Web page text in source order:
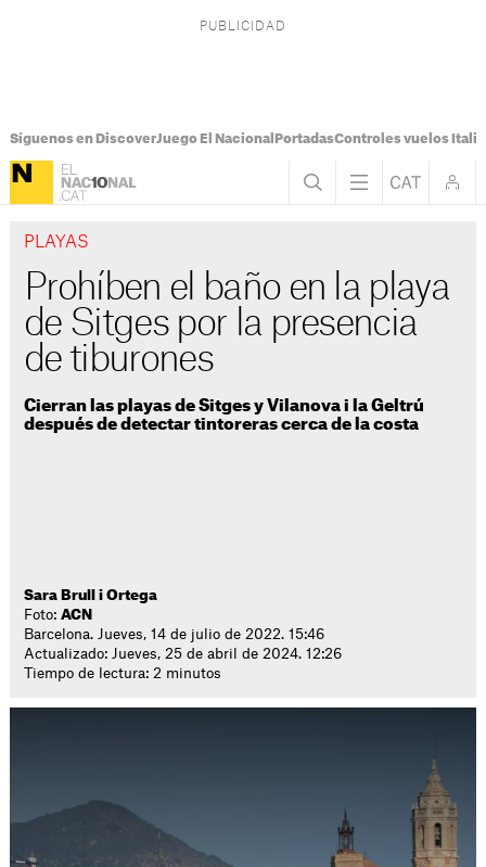
Síguenos en DiscoverJuego El Nacional PortadasControles vuelos Italia
PLAYAS
Prohíben el baño en la playa
de Sitges por la presencia
de tiburones
Cierran las playas de Sitges y Vilanova i la Geltrú
después de detectar tintoreras cerca de la costa
Sara Brull i Ortega
Foto:ACN
Barcelona. Jueves, 14 de julio de 2022. 15:46
Actualizado: Jueves, 25 de abril de 2024. 12:26
Tiempo de lectura: 2 minutos